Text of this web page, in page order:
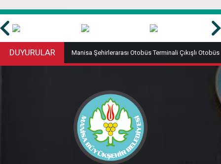
DUYURULAR
Tebliğ Listesi Manisa Şehirlerarası Otobüs Terminali Çıkışlı Otobüs